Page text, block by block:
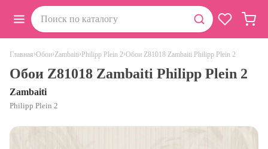
Главная›Обои›Zambaiti› Philipp Plein 2›Обои Z81018 Zambaiti Philipp Plein 2
Обои Z81018 Zambaiti Philipp Plein 2
Zambaiti
Philipp Plein 2